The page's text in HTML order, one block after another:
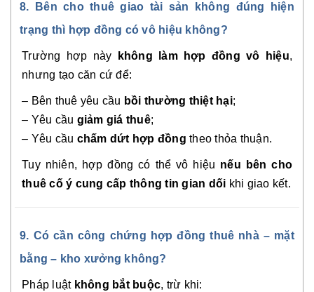
8. Bên cho thuê giao tài sản không đúng hiện
trạng thì hợp đồng có vô hiệu không?
Trường hợp này không làm hợp đồng vô hiệu,
nhưng tạo căn cứ để:
– Bên thuê yêu cầu bồi thường thiệt hại;
– Yêu cầu giảm giá thuê;
– Yêu cầu chấm dứt hợp đồng theo thỏa thuận.
Tuy nhiên, hợp đồng có thể vô hiệu nếu bên cho
thuê cố ý cung cấp thông tin gian dối khi giao kết.
9. Có cần công chứng hợp đồng thuê nhà – mặt
bằng – kho xưởng không?
Pháp luật không bắt buộc, trừ khi: